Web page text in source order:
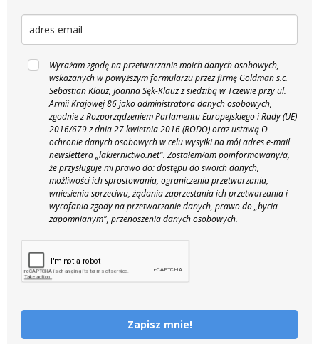
Wyrażam zgodę na przetwarzanie moich danych osobowych,
wskazanych w powyższym formularzu przez firmę Goldman s.c.
Sebastian Klauz, Joanna Sęk-Klauz z siedzibą w Tczewie przy ul.
Armii Krajowej 86 jako administratora danych osobowych,
zgodnie z Rozporządzeniem Parlamentu Europejskiego i Rady (UE)
2016/679 z dnia 27 kwietnia 2016 (RODO) oraz ustawą O
ochronie danych osobowych w celu wysyłki na mój adres e-mail
newslettera „lakiernictwo.net". Zostałem/am poinformowany/a,
że przysługuje mi prawo do: dostępu do swoich danych,
możliwości ich sprostowania, ograniczenia przetwarzania,
wniesienia sprzeciwu, żądania zaprzestania ich przetwarzania i
wycofania zgody na przetwarzanie danych, prawo do „bycia
zapomnianym", przenoszenia danych osobowych.
Zapisz mnie!